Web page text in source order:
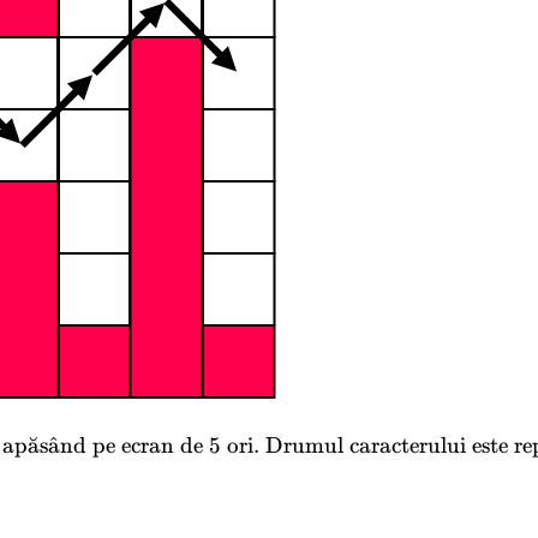
\text{Jucătorul a câștigat
a
˘sa
ˆnd pe ecran de 5 ori. Drumul caracterului este